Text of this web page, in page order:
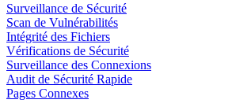
Surveillance de Sécurité
Scan de Vulnérabilités
Intégrité des Fichiers
Vérifications de Sécurité
Surveillance des Connexions
Audit de Sécurité Rapide
Pages Connexes